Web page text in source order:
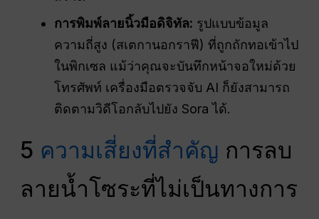
การพิมพ์ลายนิ้วมือดิจิทัล: รูปแบบข้อมูล
ความถี่สูง (สเตกานอกราฟี) ที่ถูกถักทอเข้าไป
ในพิกเซล แม้ว่าคุณจะบันทึกหน้าจอใหม่ด้วย
โทรศัพท์ เครื่องมือตรวจจับ AI ก็ยังสามารถ
ติดตามวิดีโอกลับไปยัง Sora ได้.
5 ความเสี่ยงที่สำคัญ การลบ
ลายน้ำโซระที่ไม่เป็นทางการ